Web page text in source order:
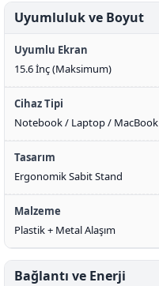
Uyumluluk ve Boyut
Uyumlu Ekran
15.6 İnç (Maksimum)
Cihaz Tipi
Notebook / Laptop / MacBook
Tasarım
Ergonomik Sabit Stand
Malzeme
Plastik + Metal Alaşım
Bağlantı ve Enerji